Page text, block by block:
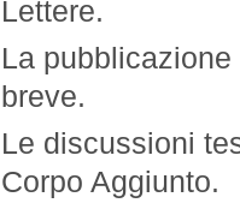
Lettere.
La
breve.
Le discussioni
Corpo Aggiunto.